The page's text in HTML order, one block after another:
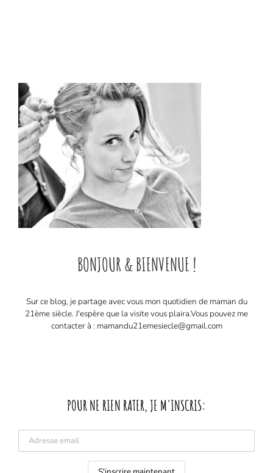
BONJOUR & BIENVENUE !
Sur ce blog, je partage avec vous mon quotidien de maman du
21ème siècle. J'espère que la visite vous plaira. ​ Vous pouvez me
contacter à : mamandu21emesiecle@gmail.com
POUR NE RIEN RATER, JE M'INSCRIS: